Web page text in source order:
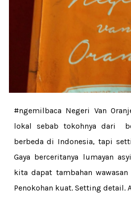
#ngemilbaca Negeri Van
lokal sebab tokohnya dari
berbeda di Indonesia, tapi
Gaya berceritanya lumayan
kita dapat tambahan
Penokohan kuat. Setting detail.